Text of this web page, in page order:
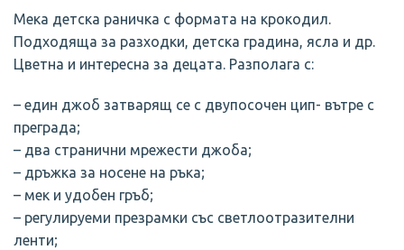
Мека детска раничка с формата на крокодил.
Подходяща за разходки, детска градина, ясла и др.
Цветна и интересна за децата. Разполага с:
– един джоб затварящ се с двупосочен цип- вътре с
преграда;
– два странични мрежести джоба;
– дръжка за носене на ръка;
– мек и удобен гръб;
– регулируеми презрамки със светлоотразителни
ленти;